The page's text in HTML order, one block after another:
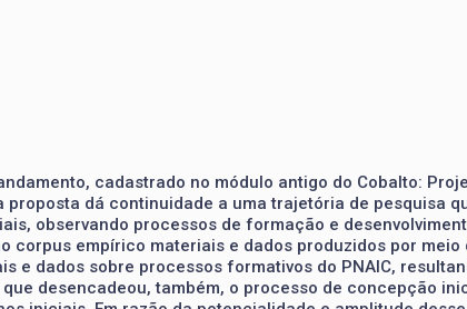
cadastrado no módulo antigo do Cobalto:
proposta dá continuidade a uma trajetória de pesquisa
observando processos de formação e
corpus empírico materiais e dados produzidos por
e dados sobre processos formativos do PNAIC,
desencadeou, também, o processo de concepção